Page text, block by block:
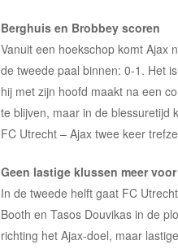
Berghuis en Brobbey scoren
Vanuit een hoekschop komt Ajax
de tweede paal binnen: 0-1. Het
hij met zijn hoofd maakt na een
te blijven, maar in de blessuretijd
FC Utrecht – Ajax twee keer
Geen lastige klussen meer
In de tweede helft gaat FC
Booth en Tasos Douvikas in de
richting het Ajax-doel, maar